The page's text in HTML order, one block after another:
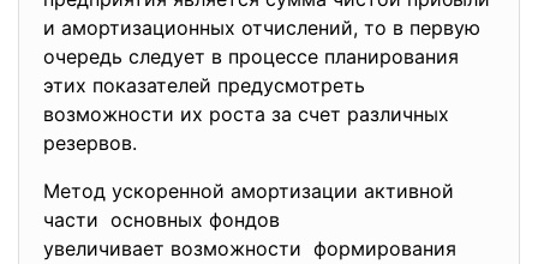
и амортизационных отчислений, то в первую
очередь следует в процессе планирования
этих показателей предусмотреть
возможности их роста за счет различных
резервов.
Метод ускоренной амортизации активной
части основных фондов
увеличивает возможности формирования